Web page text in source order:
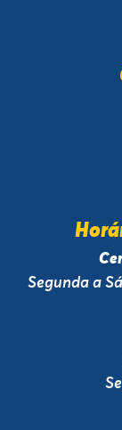
Segunda a